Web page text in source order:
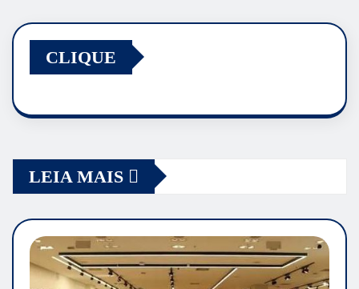
CLIQUE
LEIA MAIS